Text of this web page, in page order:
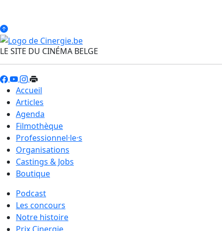
LE SITE DU CINÉMA BELGE
Accueil
Articles
Agenda
Filmothèque
Professionnel·le·s
Organisations
Castings & Jobs
Boutique
Podcast
Les concours
Notre histoire